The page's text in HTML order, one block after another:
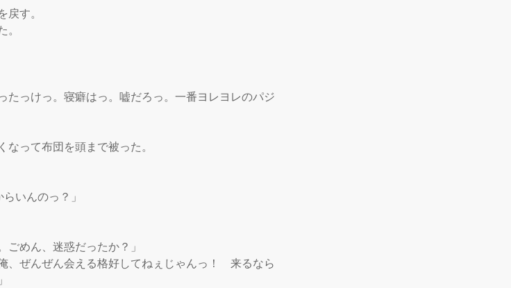
す。
たっけっ。寝癖はっ。嘘だろっ。一番ヨレヨレのパジ
って布団を頭まで被った。
いんのっ？」
ごめん、迷惑だったか？」
、ぜんぜん会える格好してねぇじゃんっ！　来るなら